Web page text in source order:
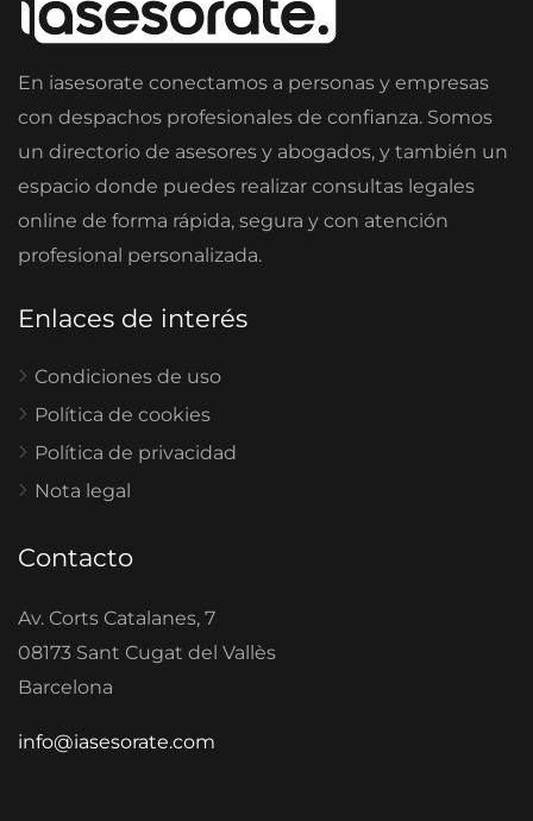
En iasesorate conectamos a personas y empresas
con despachos profesionales de confianza. Somos
un directorio de asesores y abogados, y también un
espacio donde puedes realizar consultas legales
online de forma rápida, segura y con atención
profesional personalizada.
Enlaces de interés
Condiciones de uso
Política de cookies
Política de privacidad
Nota legal
Contacto
Av. Corts Catalanes, 7
08173 Sant Cugat del Vallès
Barcelona
info@iasesorate.com